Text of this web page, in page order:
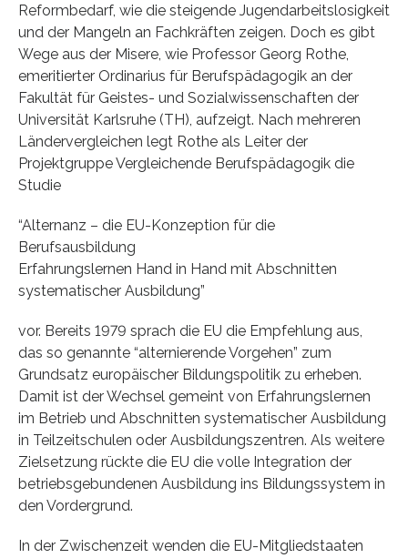
Reformbedarf, wie die steigende Jugendarbeitslosigkeit
und der Mangeln an Fachkräften zeigen. Doch es gibt
Wege aus der Misere, wie Professor Georg Rothe,
emeritierter Ordinarius für Berufspädagogik an der
Fakultät für Geistes- und Sozialwissenschaften der
Universität Karlsruhe (TH), aufzeigt. Nach mehreren
Ländervergleichen legt Rothe als Leiter der
Projektgruppe Vergleichende Berufspädagogik die
Studie
“Alternanz – die EU-Konzeption für die
Berufsausbildung
Erfahrungslernen Hand in Hand mit Abschnitten
systematischer Ausbildung”
vor. Bereits 1979 sprach die EU die Empfehlung aus,
das so genannte “alternierende Vorgehen” zum
Grundsatz europäischer Bildungspolitik zu erheben.
Damit ist der Wechsel gemeint von Erfahrungslernen
im Betrieb und Abschnitten systematischer Ausbildung
in Teilzeitschulen oder Ausbildungszentren. Als weitere
Zielsetzung rückte die EU die volle Integration der
betriebsgebundenen Ausbildung ins Bildungssystem in
den Vordergrund.
In der Zwischenzeit wenden die EU-Mitgliedstaaten